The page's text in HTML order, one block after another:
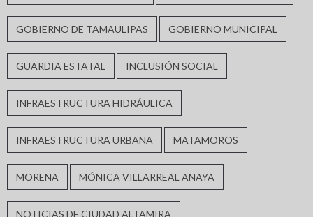
GOBIERNO DE TAMAULIPAS GOBIERNO MUNICIPAL
GUARDIA ESTATAL INCLUSIÓN SOCIAL
INFRAESTRUCTURA HIDRÁULICA
INFRAESTRUCTURA URBANA MATAMOROS
MORENA MÓNICA VILLARREAL ANAYA
NOTICIAS DE CIUDAD ALTAMIRA